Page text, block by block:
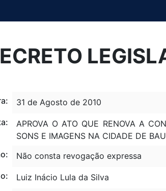
31 de Agosto de 2010
APROVA O ATO QUE RENOVA A
SONS E IMAGENS NA CIDADE DE
Não consta revogação expressa
Luiz Inácio Lula da Silva